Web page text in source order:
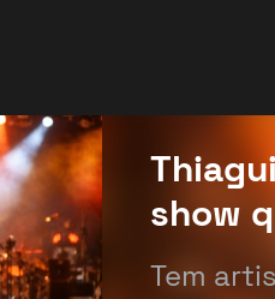
show
Tem